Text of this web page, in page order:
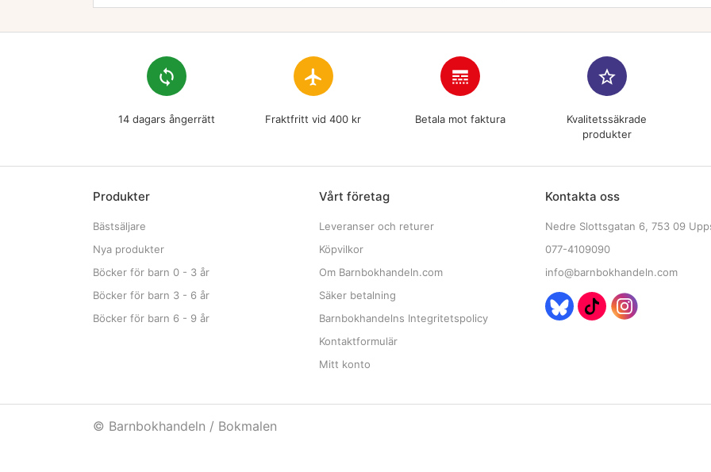
loop
14 dagars ångerrätt
flight
Fraktfritt vid 400 kr
line_style
Betala mot faktura
star_border
Kvalitetssäkrade
produkter
Produkter
Bästsäljare
Nya produkter
Böcker för barn 0 - 3 år
Böcker för barn 3 - 6 år
Böcker för barn 6 - 9 år
Vårt företag
Leveranser och returer
Köpvilkor
Om Barnbokhandeln.com
Säker betalning
Barnbokhandelns Integritetspolicy
Kontaktformulär
Mitt konto
Kontakta oss
Nedre Slottsgatan 6, 753 09
077-4109090
info@barnbokhandeln.com
© Barnbokhandeln / Bokmalen